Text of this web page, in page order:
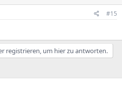
#15
registrieren, um hier zu antworten.